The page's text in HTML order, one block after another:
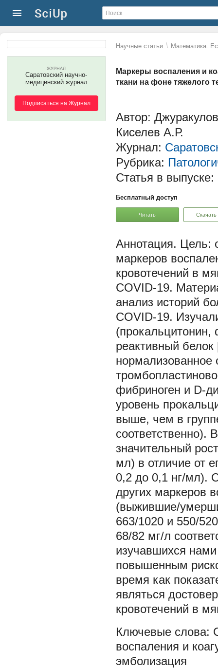
Научные статьи \ Математика.
Маркеры воспаления и
ткани на фоне тяжелого
ЖУРНАЛ
Саратовский научно-
медицинский журнал
Подписаться на Журнал
Автор:
Киселев А.Р.
Журнал:
Рубрика:
Статья в выпуске:
Бесплатный доступ
Читать Скачать
Цель:
маркеров
кровотечений в
COVID-19.
анализ историй
COVID-19.
реактивный
нормализованное
фибриноген и D-
уровень
выше, чем в
соответственно).
значительный
мл) в отличие от
0,2 до 0,1 нг/мл).
других маркеров
(выжившие/
663/1020 и 550/
68/82 мг/л
изучавшихся
повышенным
время как
являться
кровотечений в
воспаления и
эмболизация